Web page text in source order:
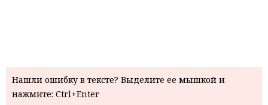
Нашли ошибку в тексте? Выделите ее мышкой и
нажмите: Ctrl+Enter